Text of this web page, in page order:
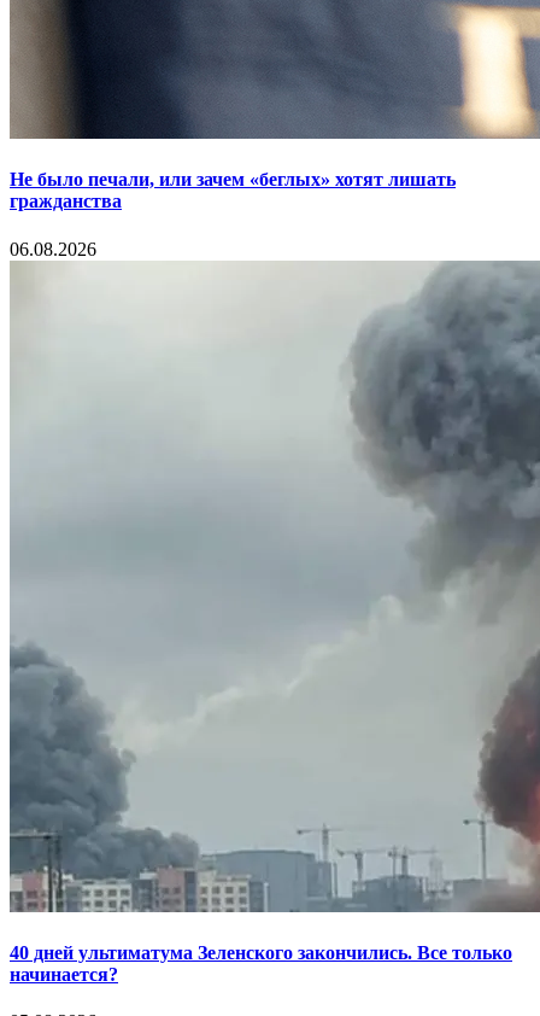
Не было печали, или зачем «беглых» хотят лишать
гражданства
06.08.2026
40 дней ультиматума Зеленского закончились. Все только
начинается?